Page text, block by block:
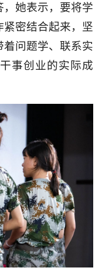
她表示，要将学
紧密结合起来，坚
问题学、联系实
事创业的实际成